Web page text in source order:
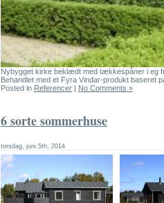
Nybygget kirke beklædt med tækkespåner i eg
Behandlet med et Fyra Vindar-produkt baseret
Posted in Referencer No Comments »
6 sorte sommerhuse
torsdag, juni 5th, 2014